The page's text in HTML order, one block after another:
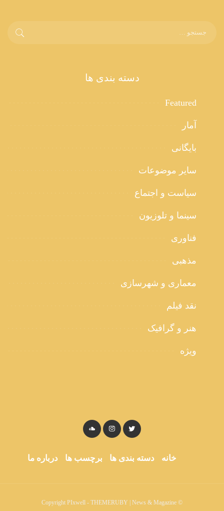
دسته بندی ها
Featured
آمار
بایگانی
سایر موضوعات
سیاست و اجتماع
سینما و تلوزیون
فناوری
مذهبی
معماری و شهرسازی
نقد فیلم
هنر و گرافیک
ویژه
خانه دسته بندی ها برچسب ها درباره ما
© Copyright PIxwell - THEMERUBY | News & Magazine